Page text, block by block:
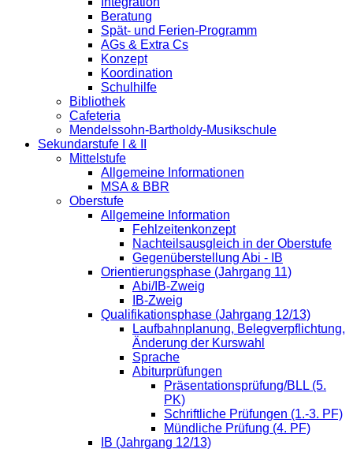
Beratung
Spät- und Ferien-Programm
AGs & Extra Cs
Konzept
Koordination
Schulhilfe
Bibliothek
Cafeteria
Mendelssohn-Bartholdy-Musikschule
Sekundarstufe I & II
Mittelstufe
Allgemeine Informationen
MSA & BBR
Oberstufe
Allgemeine Information
Fehlzeitenkonzept
Nachteilsausgleich in der Oberstufe
Gegenüberstellung Abi - IB
Orientierungsphase (Jahrgang 11)
Abi/IB-Zweig
IB-Zweig
Qualifikationsphase (Jahrgang 12/13)
Laufbahnplanung, Belegverpflichtung,
Änderung der Kurswahl
Sprache
Abiturprüfungen
Präsentationsprüfung/BLL (5.
PK)
Schriftliche Prüfungen (1.-3. PF)
Mündliche Prüfung (4. PF)
IB (Jahrgang 12/13)